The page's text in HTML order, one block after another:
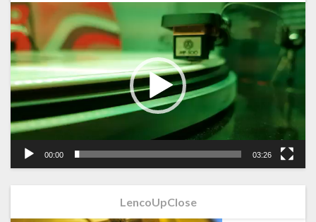
Videospeler
00:00 03:26
LencoUpClose